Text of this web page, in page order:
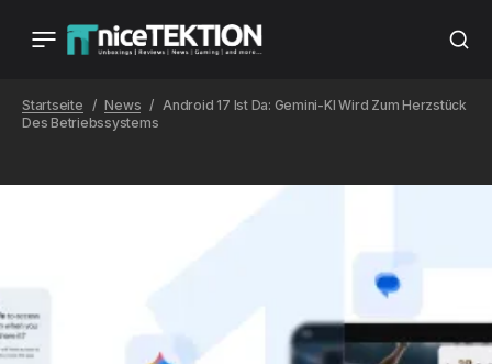
Startseite News
Android 17 Ist Da: Gemini-KI Wird Zum Herzstück
Des Betriebssystems